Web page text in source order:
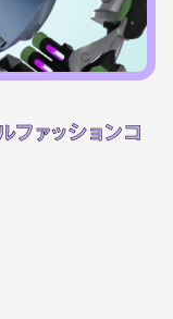
ファッションコ